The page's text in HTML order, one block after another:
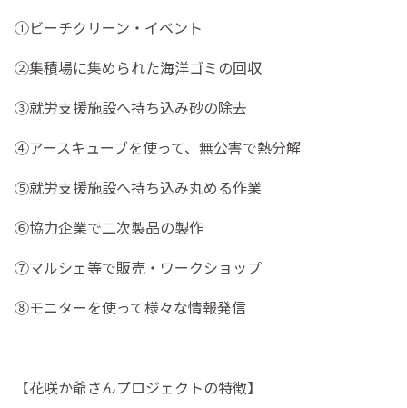
①ビーチクリーン・イベント
②集積場に集められた海洋ゴミの回収
③就労支援施設へ持ち込み砂の除去
④アースキューブを使って、無公害で熱分解
⑤就労支援施設へ持ち込み丸める作業
⑥協力企業で二次製品の製作
⑦マルシェ等で販売・ワークショップ
⑧モニターを使って様々な情報発信
【花咲か爺さんプロジェクトの特徴】